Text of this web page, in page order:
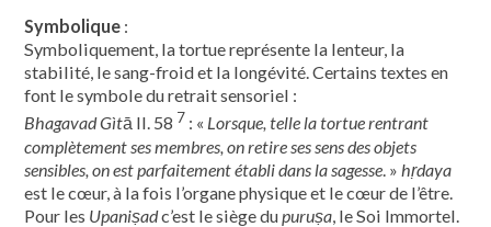
Symbolique :
Symboliquement, la tortue représente la lenteur, la
stabilité, le sang-froid et la longévité. Certains textes en
font le symbole du retrait sensoriel :
Bhagavad Gìtā II. 58 7 : « Lorsque, telle la tortue rentrant
complètement ses membres, on retire ses sens des objets
sensibles, on est parfaitement établi dans la sagesse . » hṛdaya
est le cœur, à la fois l’organe physique et le cœur de l’être.
Pour les Upaniṣadc’est le siège du puruṣa , le Soi Immortel.